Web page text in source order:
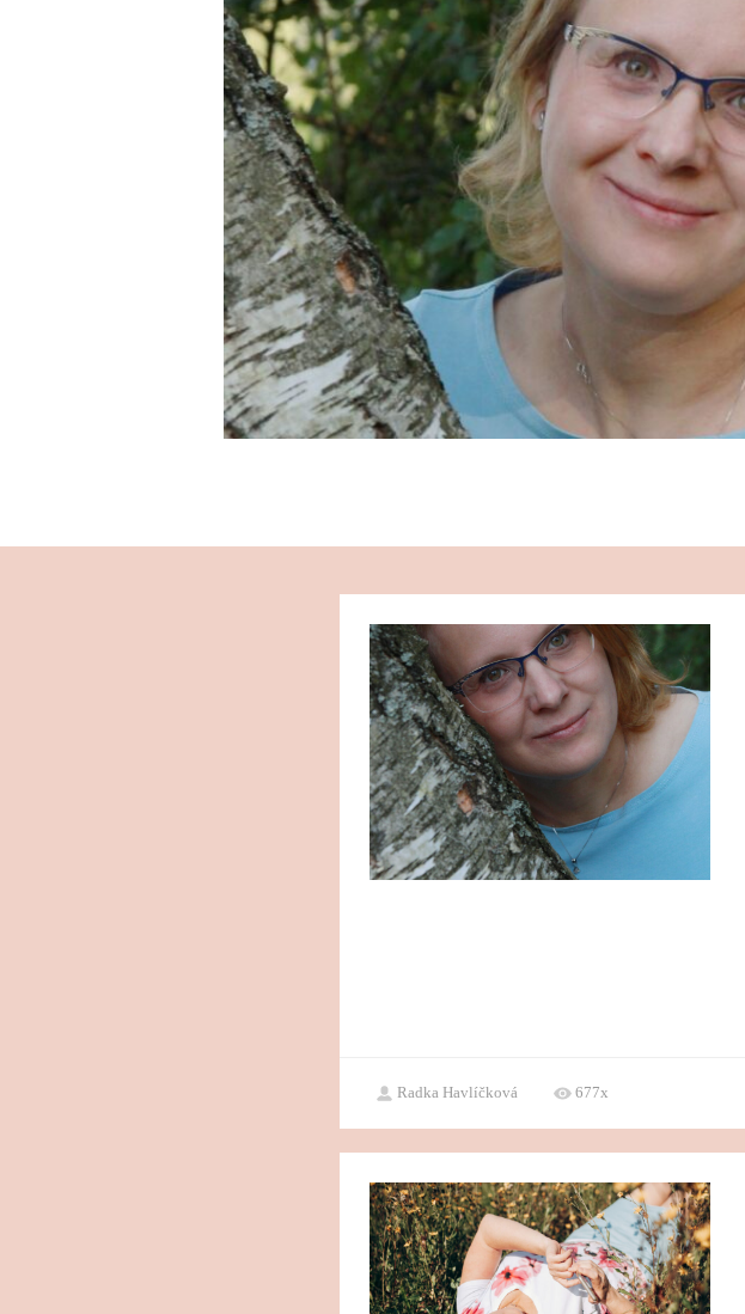
Radka Havlíčková 677x